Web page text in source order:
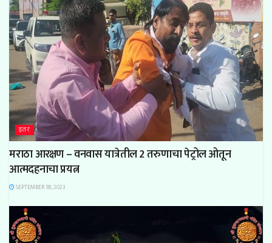
इतर
मराठा आरक्षण – वनवास यात्रेतील 2 तरुणाचा पेट्रोल ओतून
आत्मदहनाचा प्रयत्न
SEPTEMBER 18, 2023